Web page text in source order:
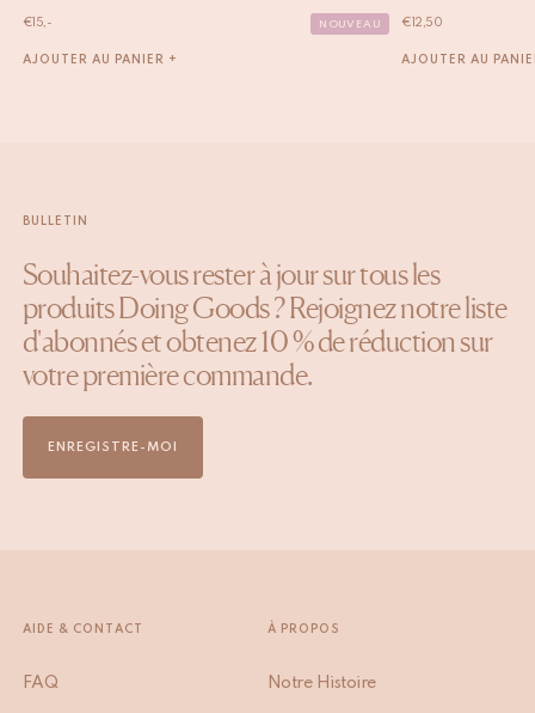
€ 15,- NOUVEAU
AJOUTER AU PANIER +
€ 12,50
AJOUTER AU
BULLETIN
Souhaitez-vous rester à jour sur tous les
produits Doing Goods ? Rejoignez notre liste
d'abonnés et obtenez 10 % de réduction sur
votre première commande.
ENREGISTRE-MOI
AIDE & CONTACT
FAQ
À PROPOS
Notre Histoire